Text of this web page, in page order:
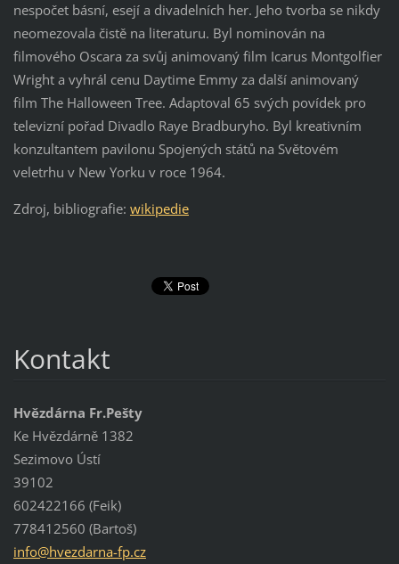
nespočet básní, esejí a divadelních her. Jeho tvorba se nikdy
neomezovala čistě na literaturu. Byl nominován na
filmového Oscara za svůj animovaný film Icarus Montgolfier
Wright a vyhrál cenu Daytime Emmy za další animovaný
film The Halloween Tree. Adaptoval 65 svých povídek pro
televizní pořad Divadlo Raye Bradburyho. Byl kreativním
konzultantem pavilonu Spojených států na Světovém
veletrhu v New Yorku v roce 1964.
Zdroj, bibliografie: wikipedie
Kontakt
Hvězdárna Fr.Pešty
Ke Hvězdárně 1382
Sezimovo Ústí
39102
602422166 (Feik)
778412560 (Bartoš)
info@hvezdarna-fp.cz